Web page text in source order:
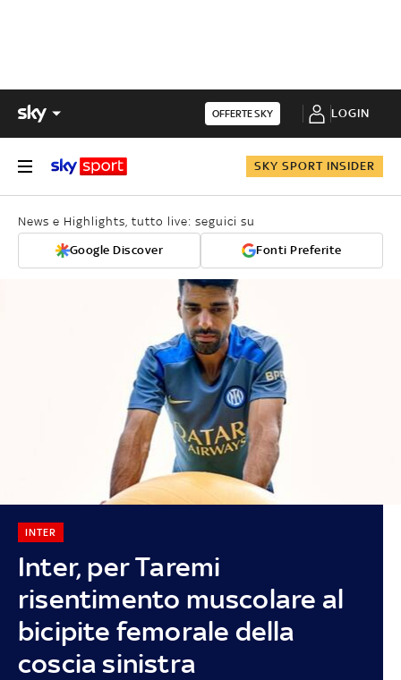
OFFERTE SKY LOGIN
SKY SPORT INSIDER
News e Highlights, tutto live: seguici su
Google Discover Fonti Preferite
Inter, per Taremi
risentimento muscolare al
bicipite femorale della
coscia sinistra
INTER